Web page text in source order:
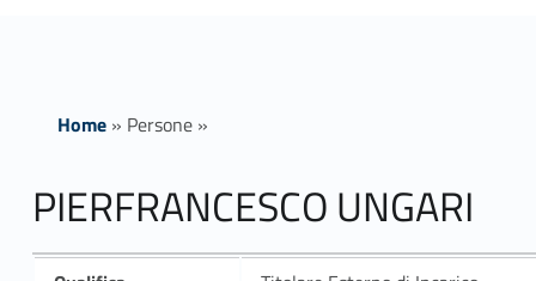
Home» Persone»
PIERFRANCESCO UNGARI